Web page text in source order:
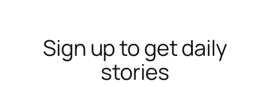
Sign up to get daily
stories